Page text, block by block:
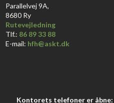
Parallelvej 9A,
8680 Ry
Rutevejledning
Tlf.: 86 89 33 88
E-mail: hfh@askt.dk
Kontorets telefoner er åbne: